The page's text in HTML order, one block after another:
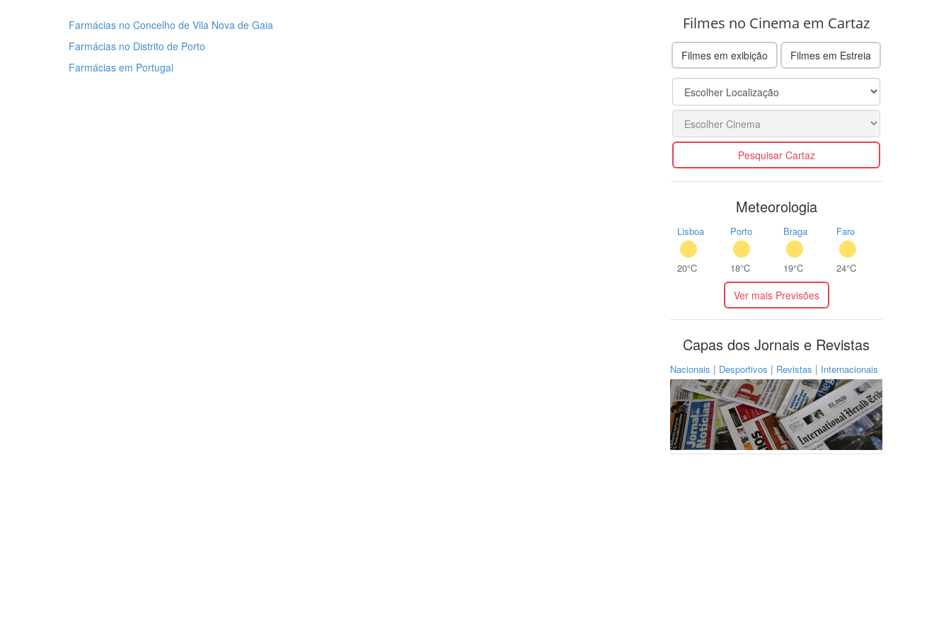
Farmácias no Concelho de Vila Nova de Gaia
Farmácias no Distrito de Porto
Farmácias em Portugal
Filmes no Cinema em Cartaz
Filmes em exibição Filmes em Estreia
Pesquisar Cartaz
Meteorologia
Lisboa
20°C
Porto
18°C
Braga
19°C
Faro
24°C
Ver mais Previsões
Capas dos Jornais e Revistas
Nacionais | Desportivos | Revistas | Internacionais